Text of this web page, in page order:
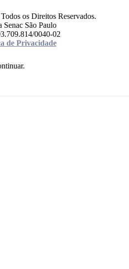
os Direitos Reservados.
Senac São Paulo
0040-02
de Privacidade